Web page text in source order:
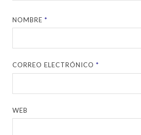
NOMBRE*
CORREO ELECTRÓNICO*
WEB